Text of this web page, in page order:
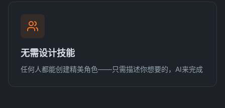
无需设计技能
任何人都能创建精美角色——只需描述你想要的，AI来完成